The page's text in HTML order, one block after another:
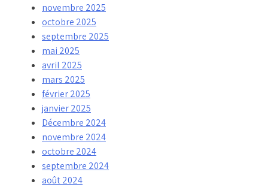
novembre 2025
octobre 2025
septembre 2025
mai 2025
avril 2025
mars 2025
février 2025
janvier 2025
Décembre 2024
novembre 2024
octobre 2024
septembre 2024
août 2024